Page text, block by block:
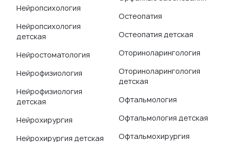
Нейропсихология
Нейропсихология
детская
Нейростоматология
Нейрофизиология
Нейрофизиология
детская
Нейрохирургия
Нейрохирургия детская
Остеопатия
Остеопатия детская
Оториноларингология
Оториноларингология
детская
Офтальмология
Офтальмология детская
Офтальмохирургия